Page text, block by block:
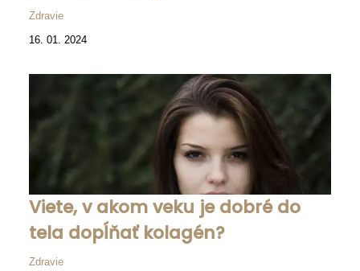
Zdravie
16. 01. 2024
Viete, v akom veku je dobré do
tela dopĺňať kolagén?
Zdravie